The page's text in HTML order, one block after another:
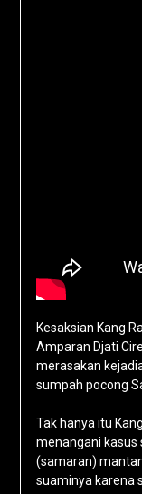
Kesaksian Kang
Amparan Djati
merasakan
sumpah pocong
Tak hanya itu
menangani kasus
(samaran)
suaminya karena